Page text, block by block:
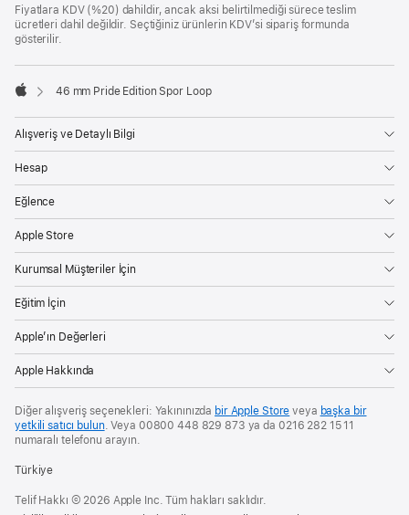
Fiyatlara KDV (%20) dahildir, ancak aksi belirtilmediği sürece teslim
ücretleri dahil değildir. Seçtiğiniz ürünlerin KDV’si sipariş formunda
gösterilir.
46 mm Pride Edition Spor Loop
Alışveriş ve Detaylı Bilgi
Hesap
Eğlence
Apple Store
Kurumsal Müşteriler İçin
Eğitim İçin
Apple’ın Değerleri
Apple Hakkında
Diğer alışveriş seçenekleri: Yakınınızda bir Apple Store veya başka bir
yetkili satıcı bulun. Veya 00800 448 829 873 ya da 0216 282 15 11
numaralı telefonu arayın.
Türkiye
Telif Hakkı © 2026 Apple Inc. Tüm hakları saklıdır.